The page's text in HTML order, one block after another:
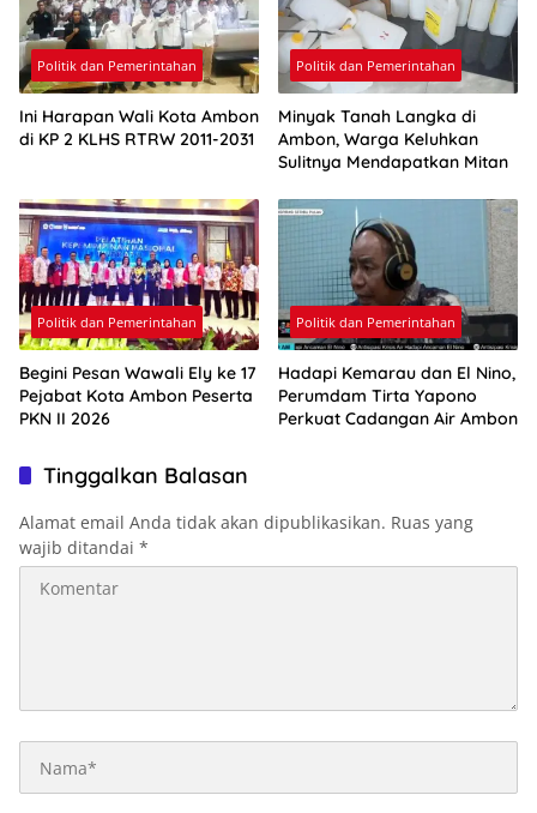
Politik dan Pemerintahan
Ini Harapan Wali Kota Ambon
di KP 2 KLHS RTRW 2011-2031
Politik dan Pemerintahan
Minyak Tanah Langka di
Ambon, Warga Keluhkan
Sulitnya Mendapatkan Mitan
Politik dan Pemerintahan
Begini Pesan Wawali Ely ke 17
Pejabat Kota Ambon Peserta
PKN II 2026
Politik dan Pemerintahan
Hadapi Kemarau dan El Nino,
Perumdam Tirta Yapono
Perkuat Cadangan Air Ambon
Tinggalkan Balasan
Alamat email Anda tidak akan dipublikasikan. Ruas yang
wajib ditandai *